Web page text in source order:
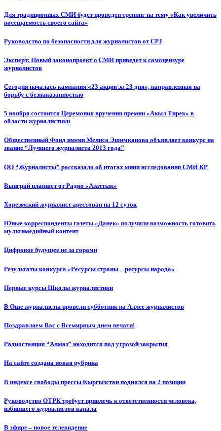
Для традиционных СМИ будет проведен тренинг на тему «Как увеличить
посещаемость своего сайта»
Руководство по безопасности для журналистов от CPJ
Эксперт: Новый законопроект о СМИ приведет к самоцензуре
журналистов
Сегодня началась кампания «23 акции за 23 дня», направленная на
борьбу с безнаказанностью
5 ноября состоится Церемония вручения премии «Акыл Тирек» в
области журналистики
Общественный Фонд имени Мелиса Эшимканова объявляет конкурс на
звание “Лучшего журналиста 2013 года”
ОО “Журналисты” рассказало об итогах мини исследования СМИ КР
Выиграй планшет от Радио «Азаттык»
Хорезмский журналист арестован на 12 суток
Юные корреспонденты газеты «Данек» получили возможность готовить
мультимедийный контент
Цифровое будущее не за горами
Результаты конкурса «Ресурсы страны – ресурсы народа»
Первые курсы Школы журналистики
В Оше журналисты провели субботник на Аллее журналистов
Поздравляем Вас с Всемирным днем печати!
Радиостанция “Алмаз” находится под угрозой закрытия
На сайте создана новая рубрика
В индексе свободы прессы Кыргызстан поднялся на 2 позиции
Руководство ОТРК требует привлечь к ответственности человека,
избившего журналистов канала
В эфире – новое телевидение